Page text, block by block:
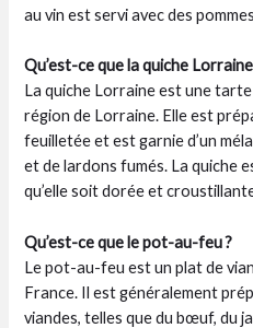
au vin est servi avec des
Qu’est-ce que la quiche
La quiche Lorraine est une
région de Lorraine. Elle est
feuilletée et est garnie d’un
et de lardons fumés. La quiche
qu’elle soit dorée et
Qu’est-ce que le pot-au-feu ?
Le pot-au-feu est un plat de
France. Il est généralement
viandes, telles que du bœuf, du